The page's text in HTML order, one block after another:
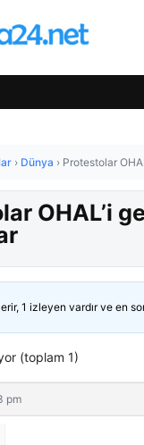
› Dünya › Protestolar
OHAL’i
1 izleyen vardır ve en
(toplam 1)
pm